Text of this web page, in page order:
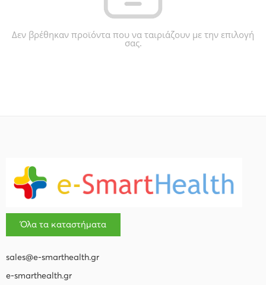
Δεν βρέθηκαν προϊόντα που να ταιριάζουν με την επιλογή
σας.
Όλα τα καταστήματα
sales@e-smarthealth.gr
e-smarthealth.gr